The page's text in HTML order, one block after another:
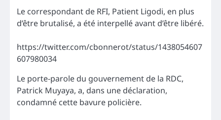
Le correspondant de RFI, Patient Ligodi, en plus
d’être brutalisé, a été interpellé avant d’être libéré.
https://twitter.com/cbonnerot/status/1438054607
607980034
Le porte-parole du gouvernement de la RDC,
Patrick Muyaya, a, dans une déclaration,
condamné cette bavure policière.